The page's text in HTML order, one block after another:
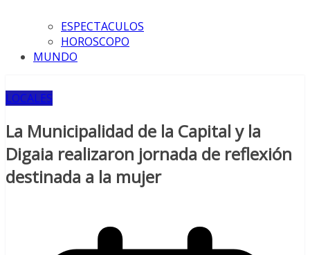
ESPECTACULOS
HOROSCOPO
MUNDO
LOCALES
La Municipalidad de la Capital y la
Digaia realizaron jornada de reflexión
destinada a la mujer